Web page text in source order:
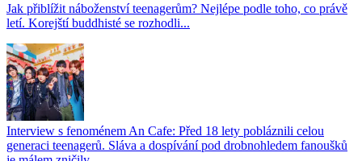
Jak přiblížit náboženství teenagerům? Nejlépe podle toho, co právě
letí. Korejští buddhisté se rozhodli...
Interview s fenoménem An Cafe: Před 18 lety pobláznili celou
generaci teenagerů. Sláva a dospívání pod drobnohledem fanoušků